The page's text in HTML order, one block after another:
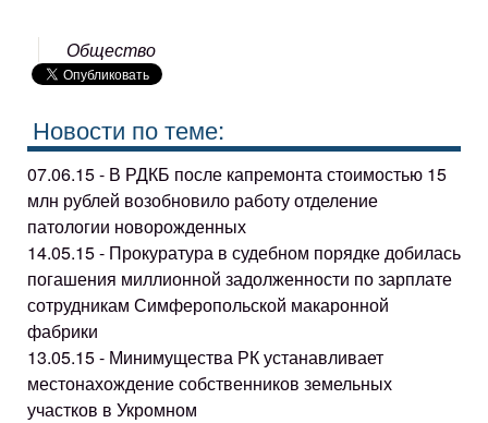
Общество
Новости по теме:
07.06.15 - В РДКБ после капремонта стоимостью 15
млн рублей возобновило работу отделение
патологии новорожденных
14.05.15 - Прокуратура в судебном порядке добилась
погашения миллионной задолженности по зарплате
сотрудникам Симферопольской макаронной
фабрики
13.05.15 - Минимущества РК устанавливает
местонахождение собственников земельных
участков в Укромном